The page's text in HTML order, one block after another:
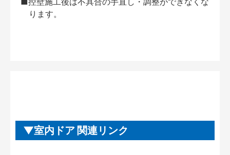
ります。
室内ドア 関連リンク